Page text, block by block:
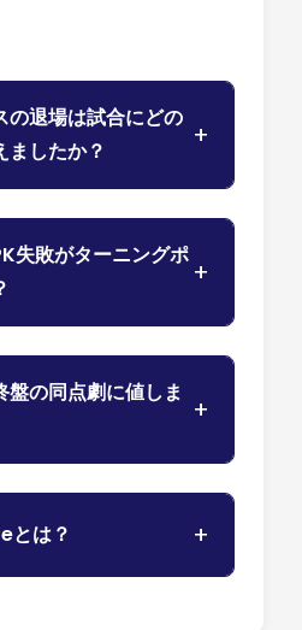
の退場は試合にどの
ましたか？
失敗がターニングポ
盤の同点劇に値しま
は？